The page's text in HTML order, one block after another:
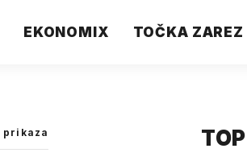
EKONOMIX TOČKA ZAREZ
prikaza